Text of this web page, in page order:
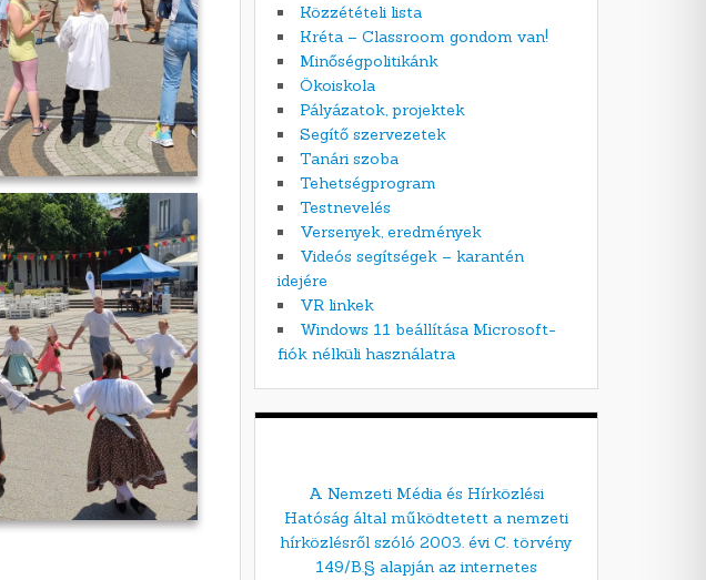
foter_22_23
Közzétételi lista
Kréta – Classroom gondom van!
Minőségpolitikánk
Ökoiskola
Pályázatok, projektek
Segítő szervezetek
Tanári szoba
Tehetségprogram
Testnevelés
Versenyek, eredmények
Videós segítségek – karantén
idejére
VR linkek
Windows 11 beállítása Microsoft-
fiók nélküli használatra
A Nemzeti Média és Hírközlési
Hatóság által működtetett a nemzeti
hírközlésről szóló 2003. évi C. törvény
149/B.§ alapján az internetes